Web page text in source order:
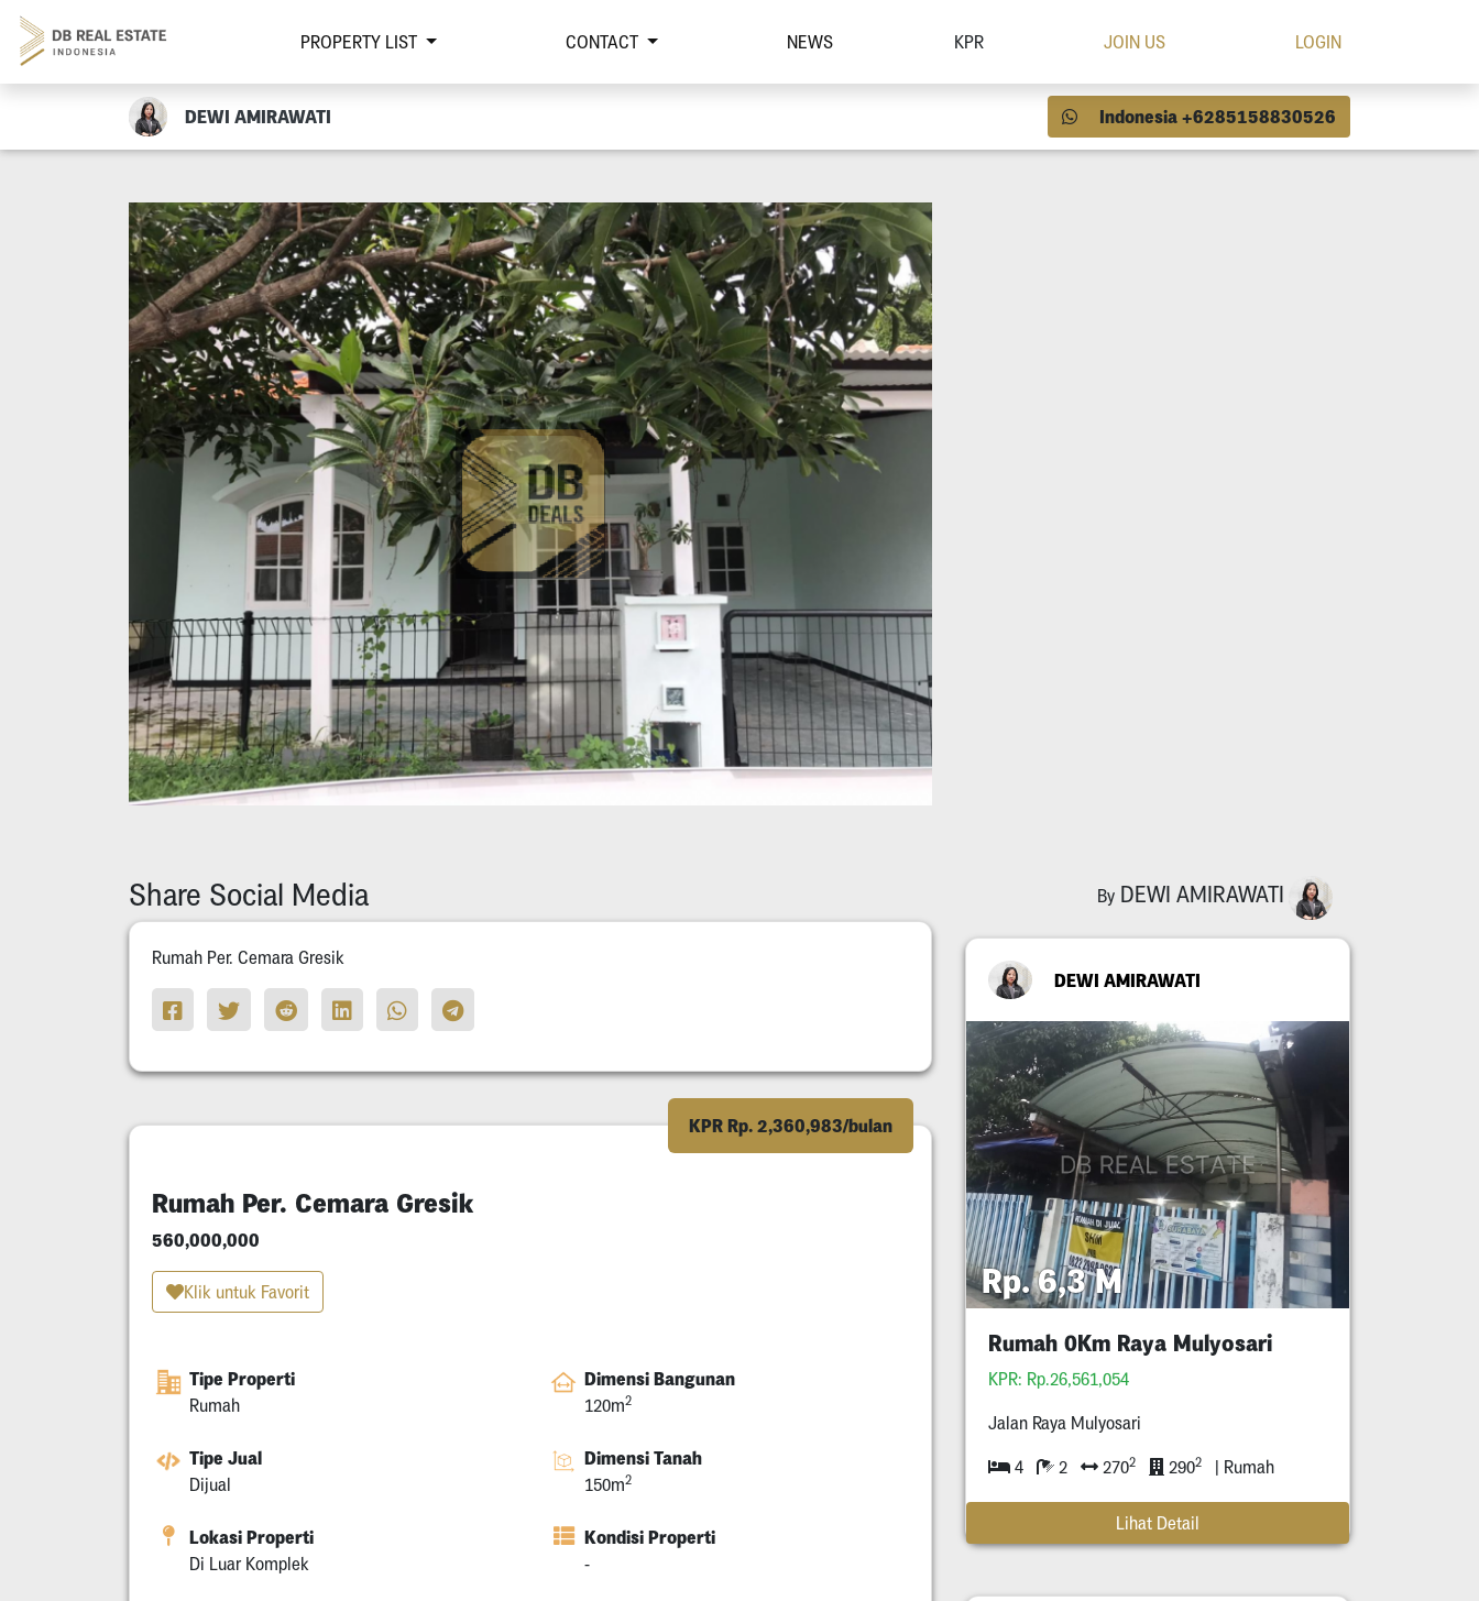
PROPERTY LIST CONTACT NEWS KPR JOIN US LOGIN
DEWI AMIRAWATI Indonesia +6285158830526
Share Social Media
Rumah Per. Cemara Gresik
KPR Rp. 2,360,983/bulan
Rumah Per. Cemara Gresik
560,000,000
Klik untuk Favorit
Tipe Properti
Rumah
Dimensi Bangunan
120m2
Tipe Jual
Dijual
Dimensi Tanah
150m2
Lokasi Properti
Di Luar Komplek
Kondisi Properti
-
By DEWI AMIRAWATI
DEWI AMIRAWATI
Rp. 6,3 M
Rumah 0Km Raya Mulyosari
KPR: Rp.26,561,054
Jalan Raya Mulyosari
4 2 2702 2902 | Rumah
Lihat Detail